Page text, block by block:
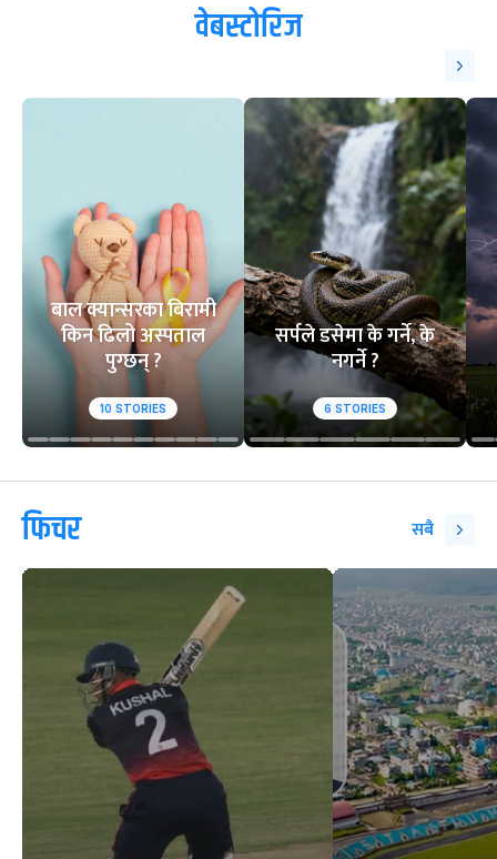
वेबस्टोरिज
बाल क्यान्सरका बिरामी
किन ढिलो अस्पताल
पुग्छन् ?
10 STORIES
सर्पले डसेमा के गर्ने, के
नगर्ने ?
6 STORIES
फिचर सबै